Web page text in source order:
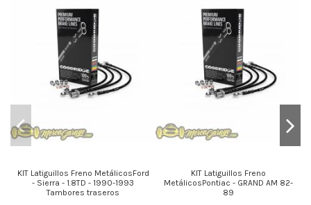
KIT Latiguillos Freno MetálicosFord
- Sierra - 1.8TD - 1990-1993
Tambores traseros
KIT Latiguillos Freno
MetálicosPontiac - GRAND AM 82-
89